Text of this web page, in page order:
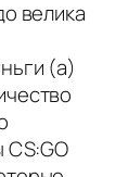
велика
(а)